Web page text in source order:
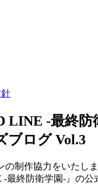
LINE -最終防
ブログ Vol.3
の制作協力をいたし
-最終防衛学園-』の公